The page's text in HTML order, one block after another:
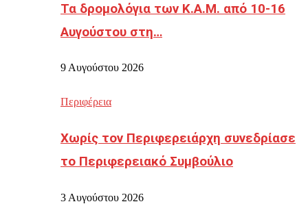
Τα δρομολόγια των Κ.Α.Μ. από 10-16
Αυγούστου στη…
9 Αυγούστου 2026
Περιφέρεια
Χωρίς τον Περιφερειάρχη συνεδρίασε
το Περιφερειακό Συμβούλιο
3 Αυγούστου 2026